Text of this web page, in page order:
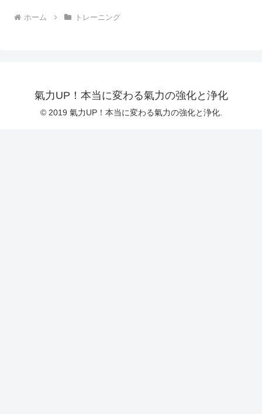
ホーム トレーニング
氣力UP！本当に変わる氣力の強化と浄化
© 2019 氣力UP！本当に変わる氣力の強化と浄化.